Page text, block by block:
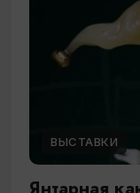
ВЫСТАВКИ